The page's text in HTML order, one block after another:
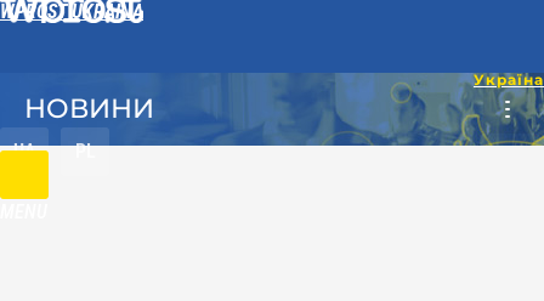
WPROST UKRAINA
UA PL
НОВИНИ